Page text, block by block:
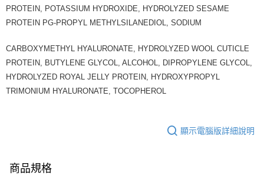
PROTEIN, POTASSIUM HYDROXIDE, HYDROLYZED SESAME
PROTEIN PG-PROPYL METHYLSILANEDIOL, SODIUM
CARBOXYMETHYL HYALURONATE, HYDROLYZED WOOL CUTICLE
PROTEIN, BUTYLENE GLYCOL, ALCOHOL, DIPROPYLENE GLYCOL,
HYDROLYZED ROYAL JELLY PROTEIN, HYDROXYPROPYL
TRIMONIUM HYALURONATE, TOCOPHEROL
顯示電腦版詳細說明
商品規格